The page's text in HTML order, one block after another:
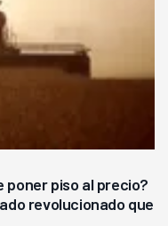
poner piso al precio?
revolucionado que